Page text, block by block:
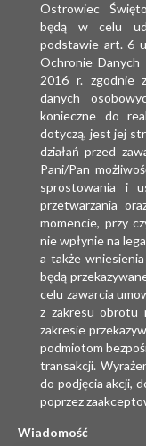
Ostrowiec
będą w celu
podstawie art. 6
Ochronie
2016 r. zgodnie
danych
konieczne do
dotyczą, jest jej
działań przed
Pani/Pan
sprostowania i
przetwarzania
momencie, przy
nie wpłynie na
a także
będą
celu zawarcia
z zakresu obrotu
zakresie
podmiotom
transakcji.
do podjęcia akcji,
poprzez
Wiadomość